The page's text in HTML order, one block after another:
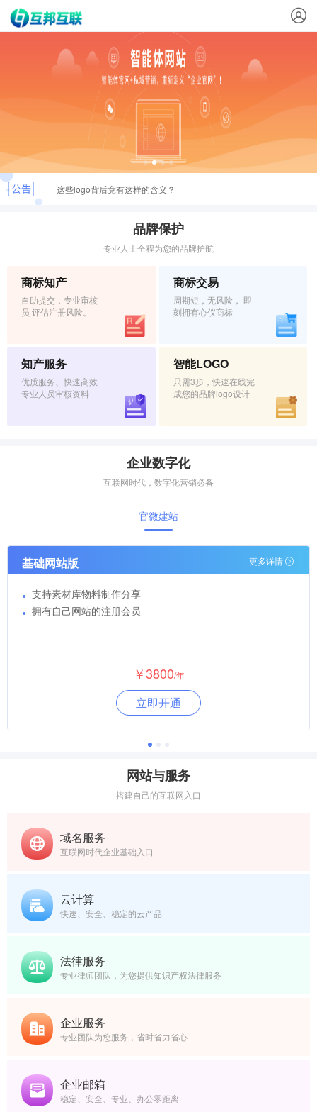
这些logo背后竟有这样的含义？
最新商标文件送达公告
恭喜您取得商标注册证书，请及时领取
关于.INFO & .MOBI实名认证的重要通知
弘扬社会正能量，杜绝域名不良应用倡议
品牌保护
专业人士全程为您的品牌护航
商标知产
自助提交，专业审核
员 评估注册风险。
商标交易
周期短，无风险， 即
刻拥有心仪商标
知产服务
优质服务、快速高效
专业人员审核资料
智能LOGO
只需3步，快速在线完
成您的品牌logo设计
企业数字化
互联网时代，数字化营销必备
官微建站
基础网站版 更多详情
支持素材库物料制作分享
拥有自己网站的注册会员
￥3800/年
立即开通
网站与服务
搭建自己的互联网入口
域名服务
互联网时代企业基础入口
云计算
快速、安全、稳定的云产品
法律服务
专业律师团队，为您提供知识产权法律服务
企业服务
专业团队为您服务，省时省力省心
企业邮箱
稳定、安全、专业、办公零距离